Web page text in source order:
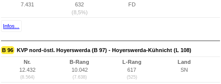
7.431
632
(8,5%)
FD
Infos...
B 96 KVP nord-östl. Hoyerswerda (B 97) - Hoyerswerda-Kühnicht (L 108)
Nr.
12.432
(8.564)
B-Rang
10.042
(7.638)
L-Rang
617
(525)
Land
SN